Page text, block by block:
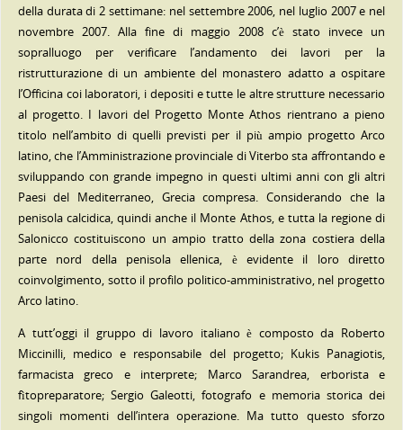
della durata di 2 settimane: nel settembre 2006, nel luglio 2007 e nel
novembre 2007. Alla fine di maggio 2008 c’è stato invece un
sopralluogo per verificare l’andamento dei lavori per la
ristrutturazione di un ambiente del monastero adatto a ospitare
l’Officina coi laboratori, i depositi e tutte le altre strutture necessario
al progetto. I lavori del Progetto Monte Athos rientrano a pieno
titolo nell’ambito di quelli previsti per il più ampio progetto Arco
latino, che l’Amministrazione provinciale di Viterbo sta affrontando e
sviluppando con grande impegno in questi ultimi anni con gli altri
Paesi del Mediterraneo, Grecia compresa. Considerando che la
penisola calcidica, quindi anche il Monte Athos, e tutta la regione di
Salonicco costituiscono un ampio tratto della zona costiera della
parte nord della penisola ellenica, è evidente il loro diretto
coinvolgimento, sotto il profilo politico-amministrativo, nel progetto
Arco latino.
A tutt’oggi il gruppo di lavoro italiano è composto da Roberto
Miccinilli, medico e responsabile del progetto; Kukis Panagiotis,
farmacista greco e interprete; Marco Sarandrea, erborista e
fìtopreparatore; Sergio Galeotti, fotografo e memoria storica dei
singoli momenti dell’intera operazione. Ma tutto questo sforzo